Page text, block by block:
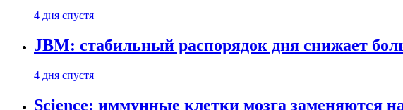
4 дня спустя
JBM: стабильный распорядок дня снижает
4 дня спустя
Science: иммунные клетки мозга заменяются